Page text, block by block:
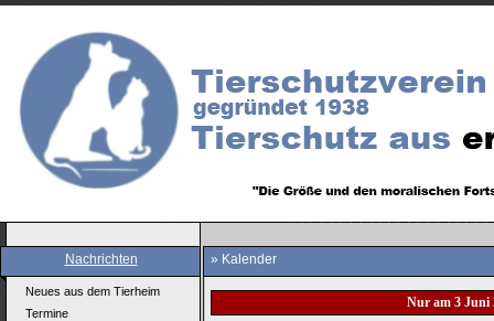
Nachrichten
Neues aus dem Tierheim
Termine
» Kalender
Nur am 3 Juni